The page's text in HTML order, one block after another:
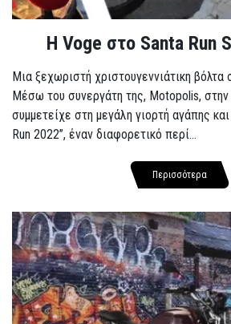
Η Voge στο Santa Run
Μια ξεχωριστή χριστουγεννιάτικη βόλτα
Μέσω του συνεργάτη της, Motopolis, στην
συμμετείχε στη μεγάλη γιορτή αγάπης
Run 2022”, έναν διαφορετικό περί...
Περισσότερα